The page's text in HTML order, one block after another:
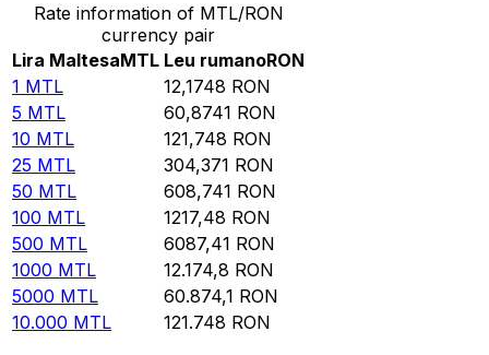
Rate information of MTL/RON
currency pair
Lira MaltesaMTL Leu rumanoRON
1 MTL 12,1748 RON
5 MTL 60,8741 RON
10 MTL 121,748 RON
25 MTL 304,371 RON
50 MTL 608,741 RON
100 MTL 1217,48 RON
500 MTL 6087,41 RON
1000 MTL 12.174,8 RON
5000 MTL 60.874,1 RON
10.000 MTL 121.748 RON